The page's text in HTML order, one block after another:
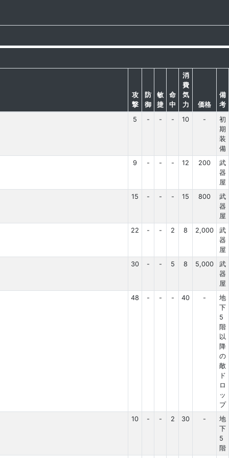
攻
撃
防
御
敏
捷
命
中
消
費
気
力
価格
備
考
5
- - - 10 -
初
期
装
備
9
- - - 12 200
武
器
屋
15
- - - 15 800
武
器
屋
22
- - 2 8 2,000
武
器
屋
30
- - 5 8 5,000
武
器
屋
48
- - - 40 -
地
下
5
階
以
降
の
敵
ド
ロ
ッ
プ
10
- - 2 30 -
地
下
5
階